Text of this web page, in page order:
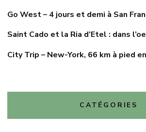
Go West – 4 jours et demi à San
Saint Cado et la Ria d’Etel : dans
City Trip – New-York, 66 km à pied
CATÉGORIES